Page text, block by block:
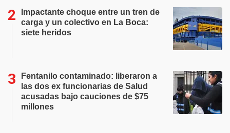
Impactante choque entre un tren de
carga y un colectivo en La Boca:
siete heridos
Fentanilo contaminado: liberaron a
las dos ex funcionarias de Salud
acusadas bajo cauciones de $75
millones